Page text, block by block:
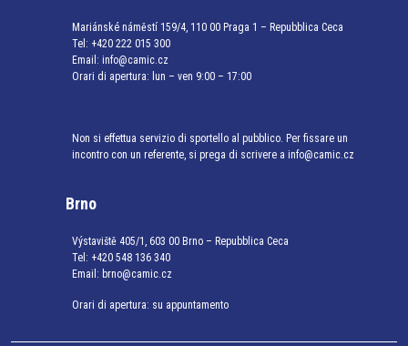
Mariánské náměstí 159/4, 110 00 Praga 1 – Repubblica Ceca
Tel: +420 222 015 300
Email: info@camic.cz
Orari di apertura: lun – ven 9:00 – 17:00
Non si effettua servizio di sportello al pubblico. Per fissare un
incontro con un referente, si prega di scrivere a info@camic.cz
Brno
Výstaviště 405/1, 603 00 Brno – Repubblica Ceca
Tel: +420 548 136 340
Email: brno@camic.cz
Orari di apertura: su appuntamento